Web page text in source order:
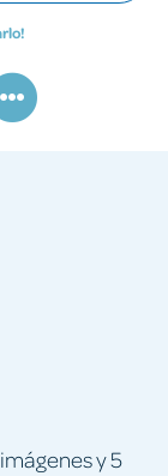
y 5